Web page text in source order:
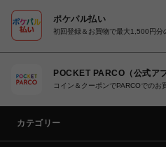
ポケパル払い
初回登録＆お買物で最大1,500円分
POCKET PARCO（公式アプ
コイン＆クーポンでPARCOでのお
カテゴリー